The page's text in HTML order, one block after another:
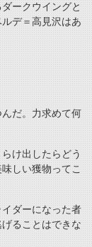
ークウイングと
デ＝高見沢はあ
んだ。力求めて何
け出したらどう
しい獲物ってこ
ダーになった者
ることはできな